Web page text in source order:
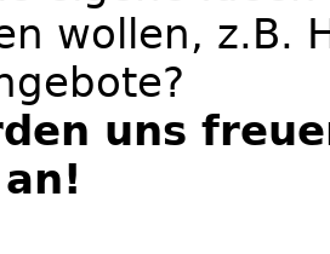
wollen, z.B.
uns